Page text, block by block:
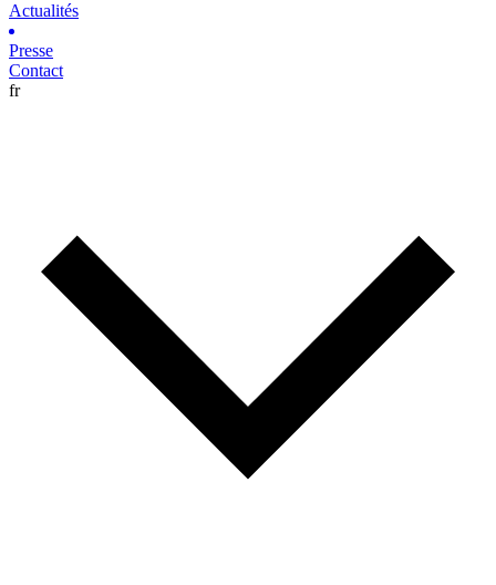
Actualités
Presse
Contact
fr